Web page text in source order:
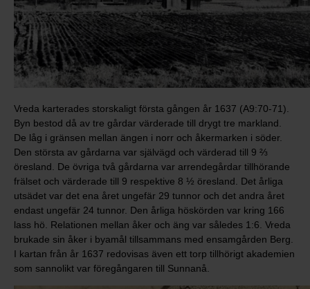
Vreda karterades storskaligt första gången år 1637 (A9:70-71).
Byn bestod då av tre gårdar värderade till drygt tre markland.
De låg i gränsen mellan ängen i norr och åkermarken i söder.
Den största av gårdarna var självägd och värderad till 9 ⅔
öresland. De övriga två gårdarna var arrendegårdar tillhörande
frälset och värderade till 9 respektive 8 ½ öresland. Det årliga
utsädet var det ena året ungefär 29 tunnor och det andra året
endast ungefär 24 tunnor. Den årliga höskörden var kring 166
lass hö. Relationen mellan åker och äng var således 1:6. Vreda
brukade sin åker i byamål tillsammans med ensamgården Berg.
I kartan från år 1637 redovisas även ett torp tillhörigt akademien
som sannolikt var föregångaren till Sunnanå.